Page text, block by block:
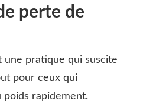
perte de
une pratique qui suscite
pour ceux qui
rapidement.